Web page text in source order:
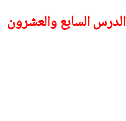
الدرس السابع والعشرون